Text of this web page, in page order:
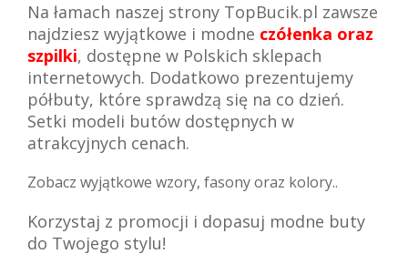
Na łamach naszej strony TopBucik.pl zawsze
najdziesz wyjątkowe i modne czółenka oraz
szpilki, dostępne w Polskich sklepach
internetowych. Dodatkowo prezentujemy
półbuty, które sprawdzą się na co dzień.
Setki modeli butów dostępnych w
atrakcyjnych cenach.
Zobacz wyjątkowe wzory, fasony oraz kolory..
Korzystaj z promocji i dopasuj modne buty
do Twojego stylu!